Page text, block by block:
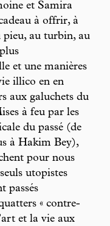
et Samira
à offrir, à
pieu, au turbin, au
et une manières
illico en en
aux galuchets du
à feu par les
du passé (de
à Hakim Bey),
pour nous
utopistes
passés
« contre-
et la vie aux